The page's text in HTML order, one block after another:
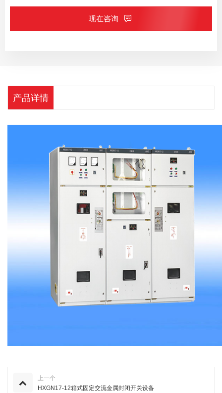
现在咨询
产品详情
上一个
HXGN17-12箱式固定交流金属封闭开关设备